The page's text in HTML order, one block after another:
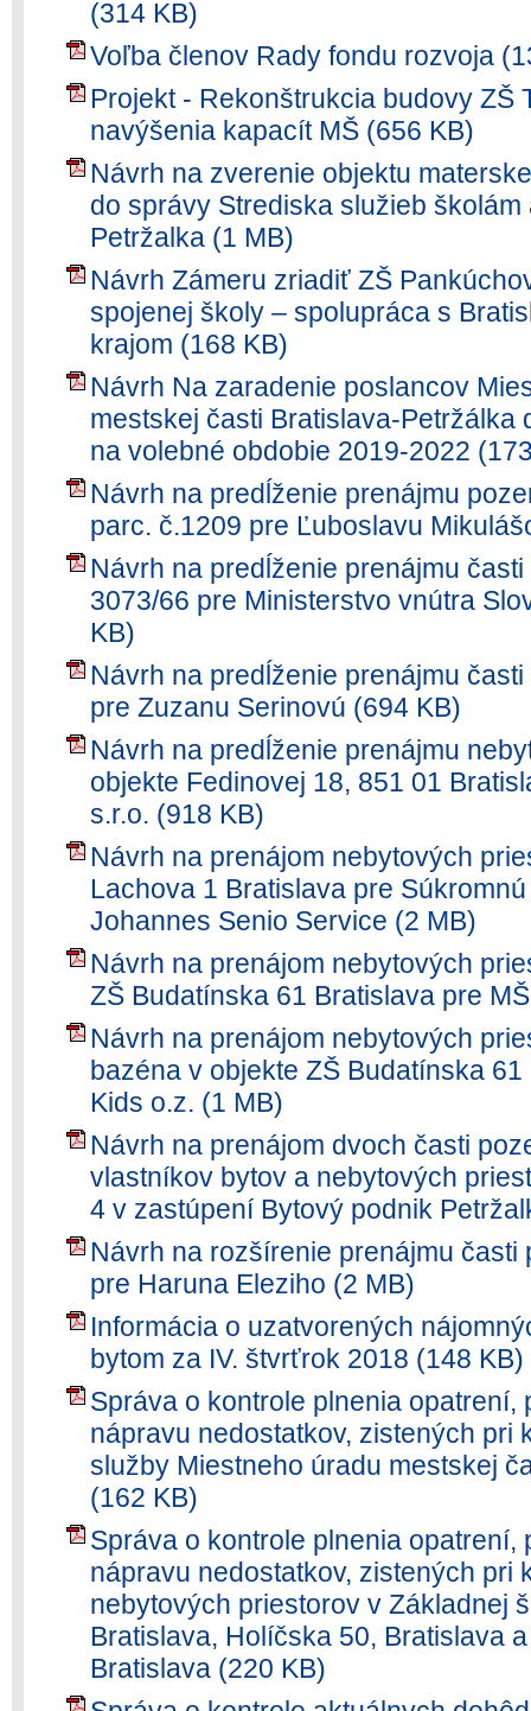
(314 KB)
Voľba členov Rady fondu rozvoja
Projekt - Rekonštrukcia budovy ZŠ
navýšenia kapacít MŠ (656 KB)
Návrh na zverenie objektu
do správy Strediska služieb
Petržalka (1 MB)
Návrh Zámeru zriadiť ZŠ
spojenej školy – spolupráca s
krajom (168 KB)
Návrh Na zaradenie poslancov
mestskej časti Bratislava-Petržálka
na volebné obdobie 2019-2022
Návrh na predĺženie prenájmu
parc. č.1209 pre Ľuboslavu
Návrh na predĺženie prenájmu
3073/66 pre Ministerstvo vnútra
KB)
Návrh na predĺženie prenájmu
pre Zuzanu Serinovú (694 KB)
Návrh na predĺženie prenájmu
objekte Fedinovej 18, 851 01
s.r.o. (918 KB)
Návrh na prenájom nebytových
Lachova 1 Bratislava pre
Johannes Senio Service (2 MB)
Návrh na prenájom nebytových
ZŠ Budatínska 61 Bratislava pre
Návrh na prenájom nebytových
bazéna v objekte ZŠ Budatínska
Kids o.z. (1 MB)
Návrh na prenájom dvoch časti
vlastníkov bytov a nebytových
4 v zastúpení Bytový podnik
Návrh na rozšírenie prenájmu časti
pre Haruna Eleziho (2 MB)
Informácia o uzatvorených
bytom za IV. štvrťrok 2018 (148 KB)
Správa o kontrole plnenia opatrení,
nápravu nedostatkov, zistených pri
služby Miestneho úradu mestskej
(162 KB)
Správa o kontrole plnenia opatrení,
nápravu nedostatkov, zistených pri
nebytových priestorov v Základnej
Bratislava, Holíčska 50, Bratislava
Bratislava (220 KB)